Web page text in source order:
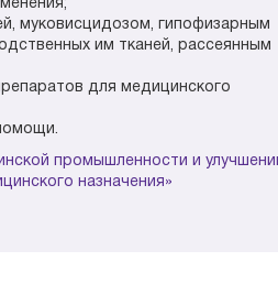
муковисцидозом, гипофизарным
им тканей, рассеянным
для медицинского
промышленности и
назначения»